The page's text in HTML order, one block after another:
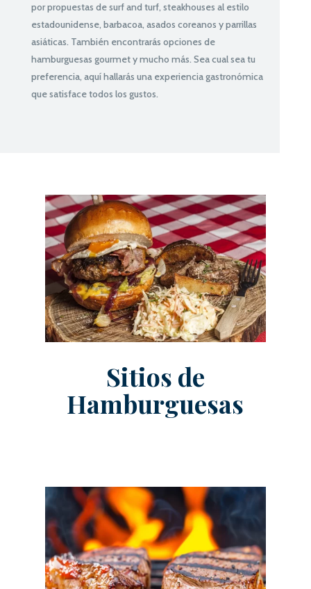
por propuestas de surf and turf, steakhouses al estilo
estadounidense, barbacoa, asados coreanos y parrillas
asiáticas. También encontrarás opciones de
hamburguesas gourmet y mucho más. Sea cual sea tu
preferencia, aquí hallarás una experiencia gastronómica
que satisface todos los gustos.
Sitios de
Hamburguesas